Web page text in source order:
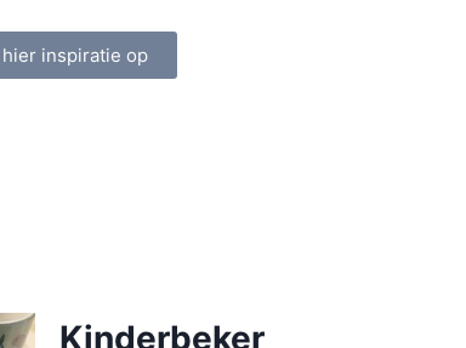
hier inspiratie op
Kinderbeker